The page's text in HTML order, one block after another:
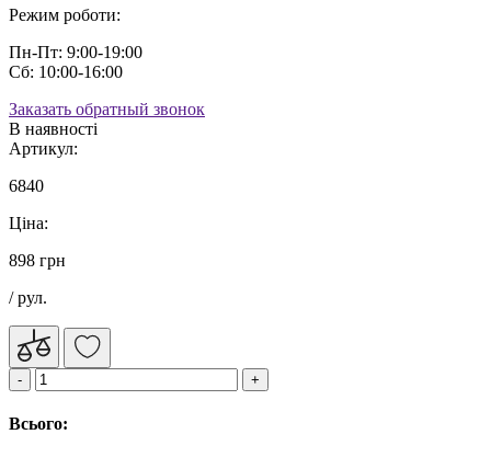
Режим роботи:
Пн-Пт: 9:00-19:00
Сб: 10:00-16:00
Заказать обратный звонок
В наявності
Артикул:
6840
Ціна:
898 грн
/ рул.
Всього: